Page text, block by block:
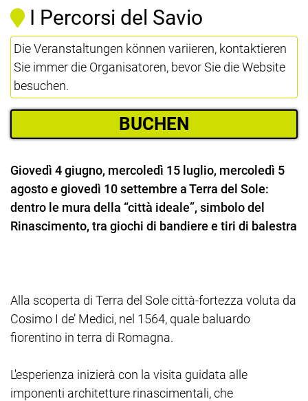
I Percorsi del Savio
Die Veranstaltungen können variieren, kontaktieren
Sie immer die Organisatoren, bevor Sie die Website
besuchen.
BUCHEN
Giovedì 4 giugno, mercoledì 15 luglio, mercoledì 5
agosto e giovedì 10 settembre a Terra del Sole:
dentro le mura della “città ideale”, simbolo del
Rinascimento, tra giochi di bandiere e tiri di balestra
Alla scoperta di Terra del Sole città-fortezza voluta da
Cosimo I de’ Medici, nel 1564, quale baluardo
fiorentino in terra di Romagna.
L'esperienza inizierà con la visita guidata alle
imponenti architetture rinascimentali, che